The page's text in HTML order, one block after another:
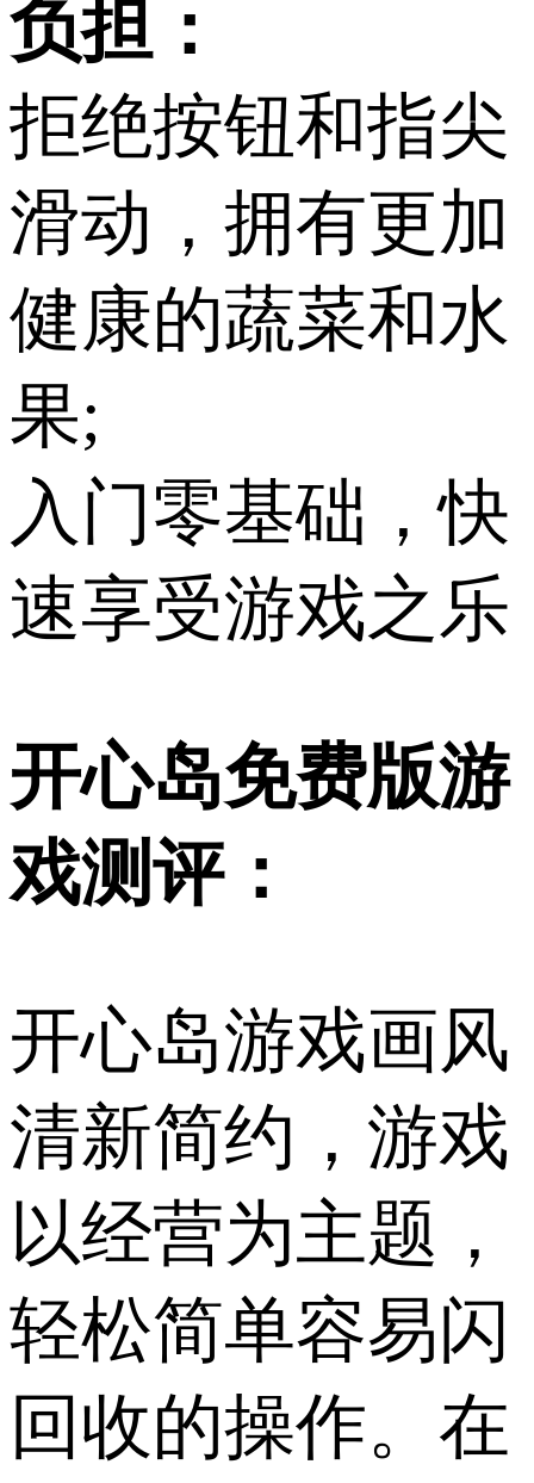
负担：
拒绝按钮和指尖
滑动，拥有更加
健康的蔬菜和水
果;
入门零基础，快
速享受游戏之乐
开心岛免费版游
戏测评：
开心岛游戏画风
清新简约，游戏
以经营为主题，
轻松简单容易闪
回收的操作。在